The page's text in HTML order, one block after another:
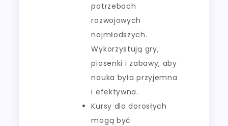
potrzebach
rozwojowych
najmłodszych.
Wykorzystują gry,
piosenki i zabawy, aby
nauka była przyjemna
i efektywna.
Kursy dla dorosłych
mogą być